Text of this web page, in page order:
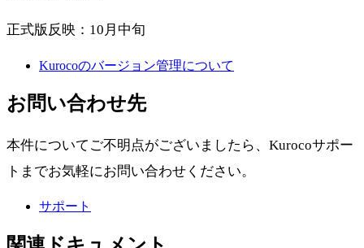
正式版反映：10月中旬
Kurocoのバージョン管理について
お問い合わせ先
本件についてご不明点がございましたら、Kurocoサポー
トまでお気軽にお問い合わせください。
サポート